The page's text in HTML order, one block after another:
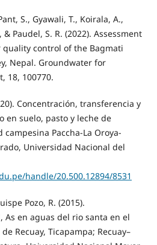
S., Gyawali, T., Koirala, A.,
Paudel, S. R. (2022). Assessment
control of the Bagmati
Nepal. Groundwater for
18, 100770.
Concentración, transferencia y
en suelo, pasto y leche de
Paccha-La Oroya-
Universidad Nacional del
handle/20.500.12894/8531
Pozo, R. (2015).
As en aguas del rio santa en el
Recuay, Ticapampa; Recuay–